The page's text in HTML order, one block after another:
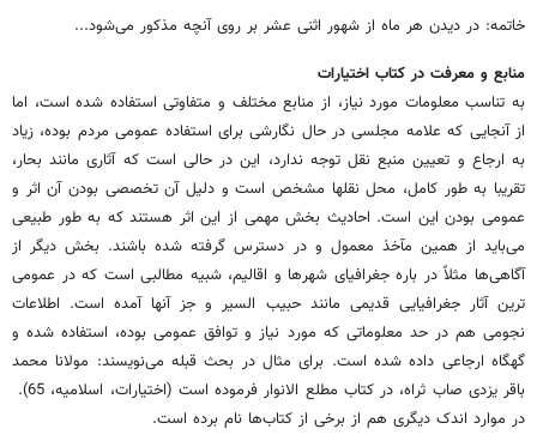
خاتمه: در دیدن هر ماه از شهور اثنی عشر بر روی آنچه مذکور می‌شود...
منابع و معرفت در کتاب اختیارات
به تناسب معلومات مورد نیاز، از منابع مختلف و متفاوتی استفاده شده است، اما
از آنجایی که علامه مجلسی در حال نگارشی برای استفاده عمومی مردم بوده، زیاد
به ارجاع و تعیین منبع نقل توجه ندارد، این در حالی است که آثاری مانند بحار،
تقریبا به طور کامل، محل نقلها مشخص است و دلیل آن تخصصی بودن آن اثر و
عمومی بودن این است. احادیث بخش مهمی از این اثر هستند که به طور طبیعی
می‌باید از همین مآخذ معمول و در دسترس گرفته شده باشند. بخش دیگر از
آگاهی‌ها مثلاً در باره جغرافیای شهرها و اقالیم، شبیه مطالبی است که در عمومی
ترین آثار جغرافیایی قدیمی مانند حبیب السیر و جز آنها آمده است. اطلاعات
نجومی هم در حد معلوماتی که مورد نیاز و توافق عمومی بوده، استفاده شده و
گهگاه ارجاعی داده شده است. برای مثال در بحث قبله می‌نویسند: مولانا محمد
باقر یزدی صاب ثراه، در کتاب مطلع الانوار فرموده است (اختیارات، اسلامیه، 65).
در موارد اندک دیگری هم از برخی از کتاب‌ها نام برده است.